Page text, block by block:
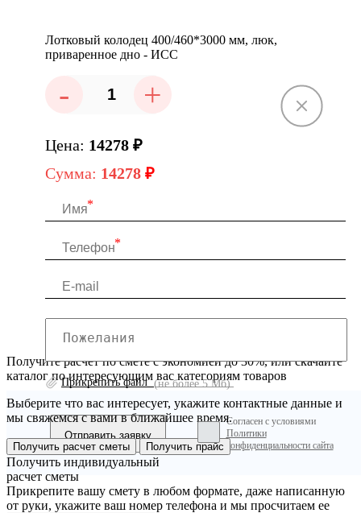
Лотковый колодец 400/460*3000 мм, люк,
приваренное дно - ИСС
- +
Цена: 14278 ₽
Сумма: 14278 ₽
Прикрепить файл(не более 5 Мб)
Согласен с условиями
Политики
конфиденциальности сайта
Получите расчет по смете с экономией до 30%, или скачайте
каталог по интересующим вас категориям товаров
Выберите что вас интересует, укажите контактные данные и
мы свяжемся с вами в ближайшее время.
Получить расчет сметы Получить прайс
Получить индивидуальный
расчет сметы
Прикрепите вашу смету в любом формате, даже написанную
от руки, укажите ваш номер телефона и мы просчитаем ее